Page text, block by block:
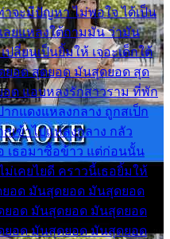
จะมีปัญหา ไม่พอใจ ได้เป็น
ลยแหลงใต้ถามมัน ว่ามัน
ลี่ยนเป็นยิ้มให้ เจอะเด็กใต้
ยอด สุดยอด มันสุดยอด สุด
ด แอบหลงรักสาวราม ที่พัก
ากแดงแหลงกลาง ถูกสเป็ก
เข้าไปแหลงกลาง กลัว
เธอมาซื้อข้าว แต่ก่อนนั้น
ม่เคยไยดี คราวนี้เธอยิ้มให้
ยอด มันสุดยอด มันสุดยอด
อด มันสุดยอด มันสุดยอด
อด มันสุดยอด มันสุดยอด